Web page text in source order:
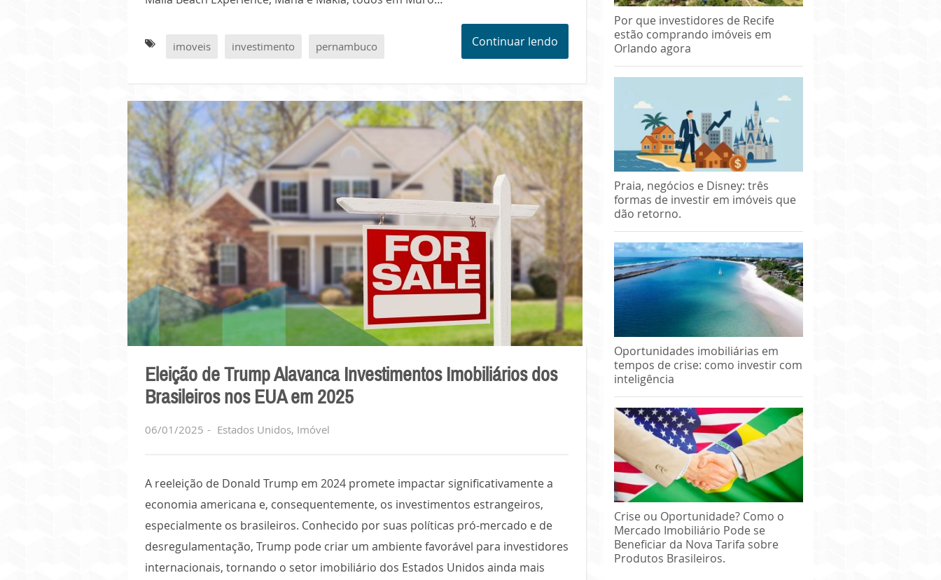
Continuar lendo
imoveis investimento pernambuco
Eleição de Trump Alavanca Investimentos Imobiliários dos
Brasileiros nos EUA em 2025
06/01/2025 Estados Unidos, Imóvel
A reeleição de Donald Trump em 2024 promete impactar significativamente a
economia americana e, consequentemente, os investimentos estrangeiros,
especialmente os brasileiros. Conhecido por suas políticas pró-mercado e de
desregulamentação, Trump pode criar um ambiente favorável para investidores
internacionais, tornando o setor imobiliário dos Estados Unidos ainda mais
Por que investidores de Recife
estão comprando imóveis em
Orlando agora
Praia, negócios e Disney: três
formas de investir em imóveis que
dão retorno.
Oportunidades imobiliárias em
tempos de crise: como investir com
inteligência
Crise ou Oportunidade? Como o
Mercado Imobiliário Pode se
Beneficiar da Nova Tarifa sobre
Produtos Brasileiros.